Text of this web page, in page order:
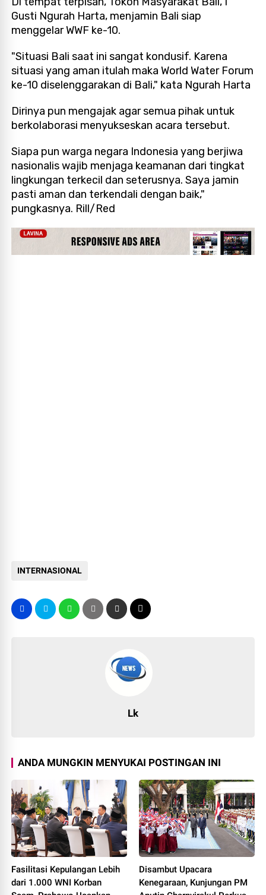
Gusti Ngurah Harta, menjamin Bali siap
menggelar WWF ke-10.
"Situasi Bali saat ini sangat kondusif. Karena
situasi yang aman itulah maka World Water Forum
ke-10 diselenggarakan di Bali," kata Ngurah Harta
Dirinya pun mengajak agar semua pihak untuk
berkolaborasi menyukseskan acara tersebut.
Siapa pun warga negara Indonesia yang berjiwa
nasionalis wajib menjaga keamanan dari tingkat
lingkungan terkecil dan seterusnya. Saya jamin
pasti aman dan terkendali dengan baik,"
pungkasnya. Rill/Red
INTERNASIONAL
Lk
ANDA MUNGKIN MENYUKAI POSTINGAN INI
Fasilitasi Kepulangan Lebih
dari 1.000 WNI Korban
Disambut Upacara
Kenegaraan, Kunjungan PM